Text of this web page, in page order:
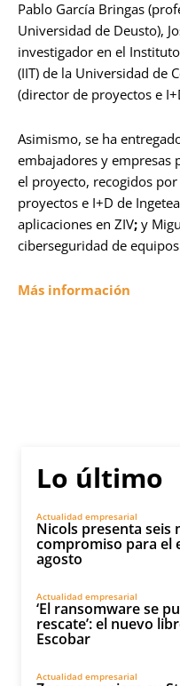
Pablo García Bringas
Universidad de Deusto),
investigador en el
(IIT) de la Universidad de
(director de proyectos e
Asimismo, se ha
embajadores y empresas
el proyecto, recogidos
proyectos e I+D de
aplicaciones en ZIV; y
ciberseguridad de
Más información
Lo último
Actualidad empresarial
Nicols presenta seis
compromiso para el
agosto
Actualidad empresarial
‘El ransomware se
rescate’: el nuevo
Escobar
Actualidad empresarial